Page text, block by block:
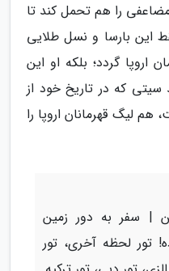
را هم تحمل کند تا
این بارسا و نسل طلایی
اروپا گردد؛ بلکه او این
سیتی که در تاریخ خود از
هم لیگ قهرمانان اروپا را
| سفر به دور زمین
تور لحظه آخری، تور